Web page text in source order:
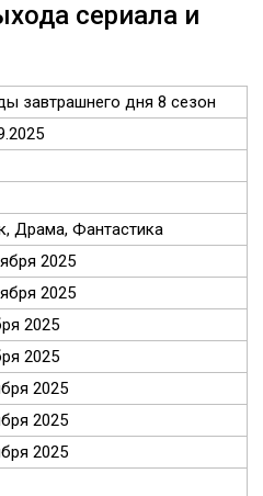
сериала и
завтрашнего дня 8 сезон
Драма, Фантастика
2025
2025
2025
2025
2025
2025
2025